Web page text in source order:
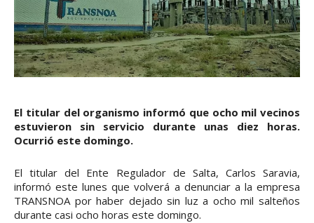
El titular del organismo informó que ocho mil vecinos
estuvieron sin servicio durante unas diez horas.
Ocurrió este domingo.
El titular del Ente Regulador de Salta, Carlos Saravia,
informó este lunes que volverá a denunciar a la empresa
TRANSNOA por haber dejado sin luz a ocho mil salteños
durante casi ocho horas este domingo.